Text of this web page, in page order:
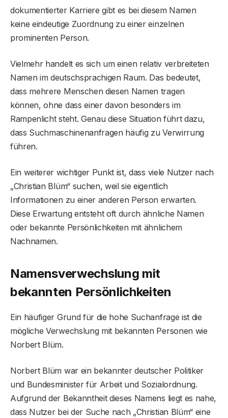
dokumentierter Karriere gibt es bei diesem Namen
keine eindeutige Zuordnung zu einer einzelnen
prominenten Person.
Vielmehr handelt es sich um einen relativ verbreiteten
Namen im deutschsprachigen Raum. Das bedeutet,
dass mehrere Menschen diesen Namen tragen
können, ohne dass einer davon besonders im
Rampenlicht steht. Genau diese Situation führt dazu,
dass Suchmaschinenanfragen häufig zu Verwirrung
führen.
Ein weiterer wichtiger Punkt ist, dass viele Nutzer nach
„Christian Blüm“ suchen, weil sie eigentlich
Informationen zu einer anderen Person erwarten.
Diese Erwartung entsteht oft durch ähnliche Namen
oder bekannte Persönlichkeiten mit ähnlichem
Nachnamen.
Namensverwechslung mit
bekannten Persönlichkeiten
Ein häufiger Grund für die hohe Suchanfrage ist die
mögliche Verwechslung mit bekannten Personen wie
Norbert Blüm.
Norbert Blüm war ein bekannter deutscher Politiker
und Bundesminister für Arbeit und Sozialordnung.
Aufgrund der Bekanntheit dieses Namens liegt es nahe,
dass Nutzer bei der Suche nach „Christian Blüm“ eine